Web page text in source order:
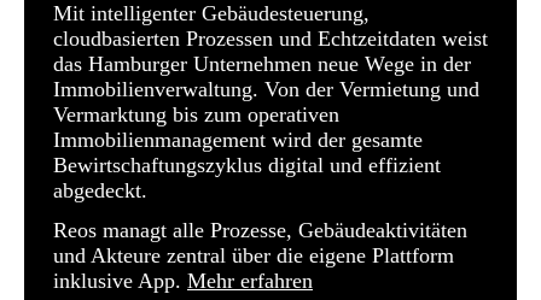
Mit intelligenter Gebäudesteuerung,
cloudbasierten Prozessen und Echtzeitdaten weist
das Hamburger Unternehmen neue Wege in der
Immobilienverwaltung. Von der Vermietung und
Vermarktung bis zum operativen
Immobilienmanagement wird der gesamte
Bewirtschaftungszyklus digital und effizient
abgedeckt.
Reos managt alle Prozesse, Gebäudeaktivitäten
und Akteure zentral über die eigene Plattform
inklusive App. Mehr erfahren